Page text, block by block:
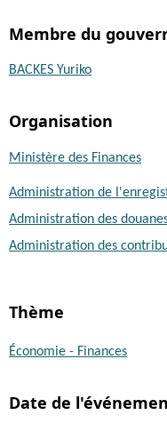
Membre du
BACKES Yuriko
Organisation
Ministère des Finances
Administration de
Administration des
Administration des
Thème
Économie - Finances
Date de